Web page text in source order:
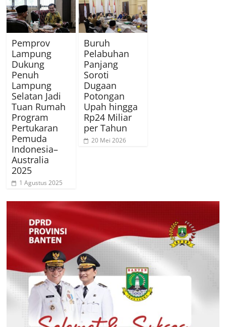
Pemprov
Lampung
Dukung
Penuh
Lampung
Selatan Jadi
Tuan Rumah
Program
Pertukaran
Pemuda
Indonesia–
Australia
2025
1 Agustus 2025
Buruh
Pelabuhan
Panjang
Soroti
Dugaan
Potongan
Upah hingga
Rp24 Miliar
per Tahun
20 Mei 2026